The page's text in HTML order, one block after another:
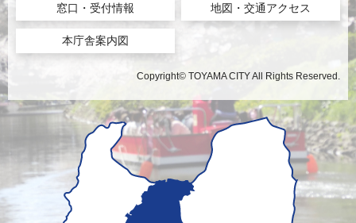
窓口・受付情報 地図・交通アクセス
本庁舎案内図
Copyright© TOYAMA CITY All Rights Reserved.